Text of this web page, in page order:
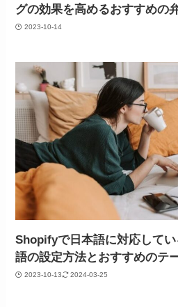
グの効果を高めるおすすめの
2023-10-14
Shopifyで日本語に対応して
語の設定方法とおすすめのテ
2023-10-13 2024-03-25